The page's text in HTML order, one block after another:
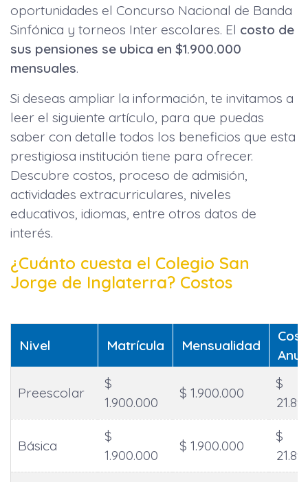
oportunidades el Concurso Nacional de Banda
Sinfónica y torneos Inter escolares. El costo de
sus pensiones se ubica en $1.900.000
mensuales.
Si deseas ampliar la información, te invitamos a
leer el siguiente artículo, para que puedas
saber con detalle todos los beneficios que esta
prestigiosa institución tiene para ofrecer.
Descubre costos, proceso de admisión,
actividades extracurriculares, niveles
educativos, idiomas, entre otros datos de
interés.
¿Cuánto cuesta el Colegio San
Jorge de Inglaterra? Costos
Nivel Matrícula Mensualidad
Preescolar
$
1.900.000
$ 1.900.000
$
Básica
$
1.900.000
$ 1.900.000
$